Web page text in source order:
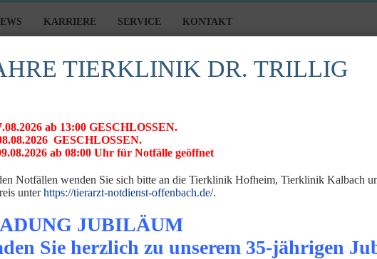
KARRIERE SERVICE KONTAKT
News
TIERKLINIK DR. TRILLIG
ab 13:00 GESCHLOSSEN.
GESCHLOSSEN.
ab 08:00 Uhr für Notfälle geöffnet
Notfällen wenden Sie sich bitte an die Tierklinik Hofheim, Tierklinik Kalbach
unterhttps://tierarzt-notdienst-offenbach.de/.
JUBILÄUM
Sie herzlich zu unserem 35-jährigen